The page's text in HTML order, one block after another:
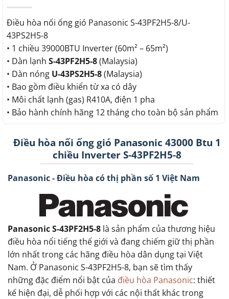
Điều hòa nối ống gió Panasonic S-43PF2H5-8/U-
43PS2H5-8
• 1 chiều 39000BTU Inverter (60m² – 65m²)
• Dàn lạnh S-43PF2H5-8(Malaysia)
• Dàn nóng U-43PS2H5-8(Malaysia)
• Bao gồm điều khiển từ xa có dây
• Môi chất lạnh (gas) R410A, điện 1 pha
• Bảo hành chính hãng 12 tháng cho toàn bộ sản phẩm
Điều hòa nối ống gió Panasonic 43000 Btu 1
chiều Inverter S-43PF2H5-8
Panasonic - Điều hòa có thị phần số 1 Việt Nam
Panasonic S-43PF2H5-8 là sản phẩm của thương hiệu
điều hòa nổi tiếng thế giới và đang chiếm giữ thị phần
lớn nhất trong các hãng điều hòa dân dụng tại Việt
Nam. Ở Panasonic S-43PF2H5-8, bạn sẽ tìm thấy
những đặc điểm nổi bật của điều hòa Panasonic: thiết
kế hiện đại, dễ phối hợp với các nội thất khác trong